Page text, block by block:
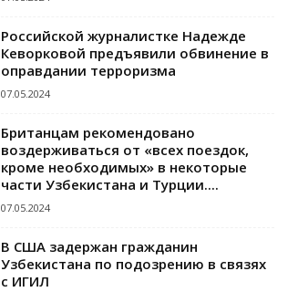
Российской журналистке Надежде
Кеворковой предъявили обвинение в
оправдании терроризма
07.05.2024
Британцам рекомендовано
воздерживаться от «всех поездок,
кроме необходимых» в некоторые
части Узбекистана и Турции....
07.05.2024
В США задержан гражданин
Узбекистана по подозрению в связях
с ИГИЛ